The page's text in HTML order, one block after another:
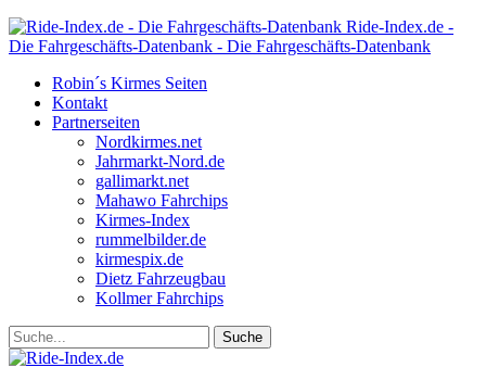
Ride-Index.de -
Die Fahrgeschäfts-Datenbank - Die Fahrgeschäfts-Datenbank
Robin´s Kirmes Seiten
Kontakt
Partnerseiten
Nordkirmes.net
Jahrmarkt-Nord.de
gallimarkt.net
Mahawo Fahrchips
Kirmes-Index
rummelbilder.de
kirmespix.de
Dietz Fahrzeugbau
Kollmer Fahrchips